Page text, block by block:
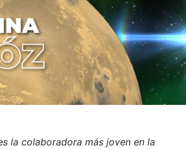
la colaboradora más joven en la